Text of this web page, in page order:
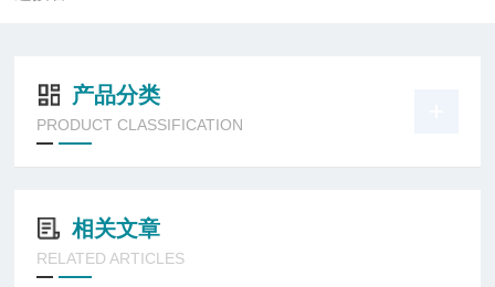
产品分类
PRODUCT CLASSIFICATION
相关文章
RELATED ARTICLES